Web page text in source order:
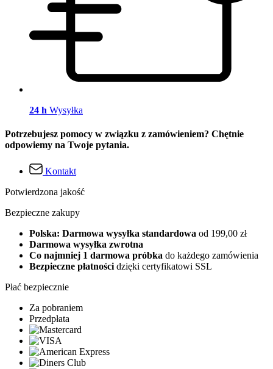
24 h Wysyłka
Potrzebujesz pomocy w związku z zamówieniem? Chętnie
odpowiemy na Twoje pytania.
Kontakt
Potwierdzona jakość
Bezpieczne zakupy
Polska: Darmowa wysyłka standardowa od 199,00 zł
Darmowa wysyłka zwrotna
Co najmniej 1 darmowa próbka do każdego zamówienia
Bezpieczne płatnościdzięki certyfikatowi SSL
Płać bezpiecznie
Za pobraniem
Przedpłata